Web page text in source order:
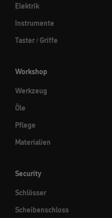
Elektrik
Instrumente
Taster / Griffe
Workshop
Werkzeug
Öle
Pflege
Materialien
Security
Schlösser
Scheibenschloss